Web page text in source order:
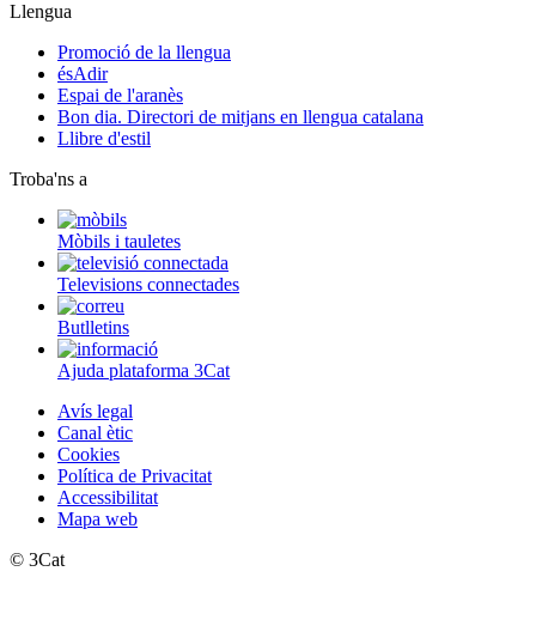
Llengua
Promoció de la llengua
ésAdir
Espai de l'aranès
Bon dia. Directori de mitjans en llengua catalana
Llibre d'estil
Troba'ns a
Mòbils i tauletes
Televisions connectades
Butlletins
Ajuda plataforma 3Cat
Avís legal
Canal ètic
Cookies
Política de Privacitat
Accessibilitat
Mapa web
© 3Cat